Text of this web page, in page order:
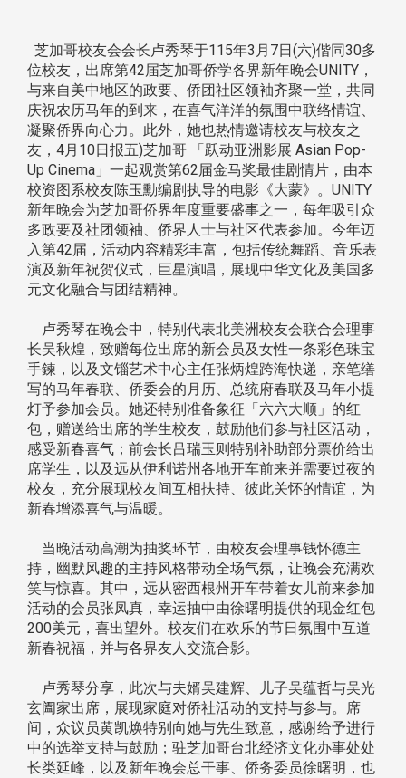
芝加哥校友会会长卢秀琴于115年3月7日(六)偕同30多
位校友，出席第42届芝加哥侨学各界新年晚会UNITY，
与来自美中地区的政要、侨团社区领袖齐聚一堂，共同
庆祝农历马年的到来，在喜气洋洋的氛围中联络情谊、
凝聚侨界向心力。此外，她也热情邀请校友与校友之
友，4月10日报五)芝加哥 「跃动亚洲影展 Asian Pop-
Up Cinema」一起观赏第62届金马奖最佳剧情片，由本
校资图系校友陈玉勳编剧执导的电影《大蒙》。UNITY
新年晚会为芝加哥侨界年度重要盛事之一，每年吸引众
多政要及社团领袖、侨界人士与社区代表参加。今年迈
入第42届，活动内容精彩丰富，包括传统舞蹈、音乐表
演及新年祝贺仪式，巨星演唱，展现中华文化及美国多
元文化融合与团结精神。
卢秀琴在晚会中，特别代表北美洲校友会联合会理事
长吴秋煌，致赠每位出席的新会员及女性一条彩色珠宝
手鍊，以及文锱艺术中心主任张炳煌跨海快递，亲笔缮
写的马年春联、侨委会的月历、总统府春联及马年小提
灯予参加会员。她还特别准备象征「六六大顺」的红
包，赠送给出席的学生校友，鼓励他们参与社区活动，
感受新春喜气；前会长吕瑞玉则特别补助部分票价给出
席学生，以及远从伊利诺州各地开车前来并需要过夜的
校友，充分展现校友间互相扶持、彼此关怀的情谊，为
新春增添喜气与温暖。
当晚活动高潮为抽奖环节，由校友会理事钱怀德主
持，幽默风趣的主持风格带动全场气氛，让晚会充满欢
笑与惊喜。其中，远从密西根州开车带着女儿前来参加
活动的会员张凤真，幸运抽中由徐曙明提供的现金红包
200美元，喜出望外。校友们在欢乐的节日氛围中互道
新春祝福，并与各界友人交流合影。
卢秀琴分享，此次与夫婿吴建辉、儿子吴蕴哲与吴光
玄阖家出席，展现家庭对侨社活动的支持与参与。席
间，众议员黄凯焕特别向她与先生致意，感谢给予进行
中的选举支持与鼓励；驻芝加哥台北经济文化办事处处
长类延峰，以及新年晚会总干事、侨务委员徐曙明，也